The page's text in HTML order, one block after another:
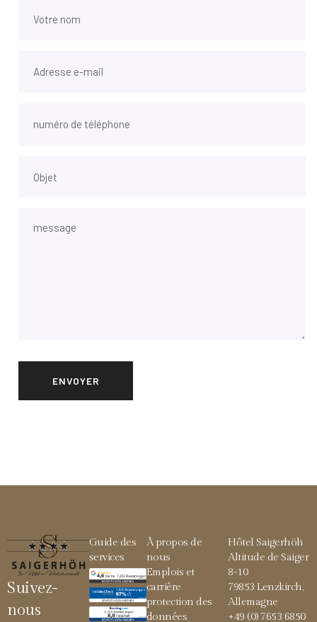
Suivez-
nous
Guide des
services
À propos de
nous
Emplois et
carrière
protection des
données
Hôtel Saigerhöh
Altitude de Saiger
8-10
79853 Lenzkirch,
Allemagne
+49 (0) 7653 6850